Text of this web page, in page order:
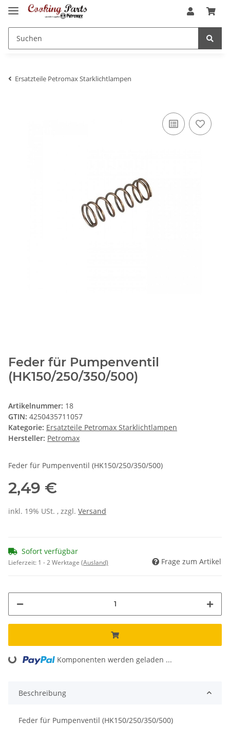
Ersatzteile Petromax Starklichtlampen
Feder für Pumpenventil
(HK150/250/350/500)
Artikelnummer: 18
GTIN: 4250435711057
Kategorie: Ersatzteile Petromax Starklichtlampen
Hersteller: Petromax
Feder für Pumpenventil (HK150/250/350/500)
2,49 €
inkl. 19% USt. , zzgl. Versand
Sofort verfügbar
Lieferzeit: 1 - 2 Werktage (Ausland) Frage zum Artikel
Loading... Komponenten werden geladen ...
Beschreibung
Feder für Pumpenventil (HK150/250/350/500)